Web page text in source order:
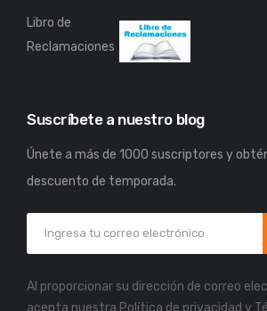
Libro de
Reclamaciones
Suscríbete a nuestro blog
Únete a más de 1000 suscriptores y
descuento de temporada.
Al proporcionar su dirección de correo
acepta nuestra Política de privacidad y